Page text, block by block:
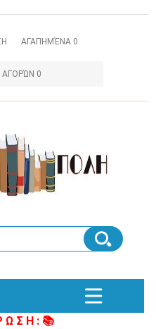
ΑΓΑΠΗΜΈΝΑ 0
ΑΓΟΡΏΝ 0
Ω Σ Η : 📚